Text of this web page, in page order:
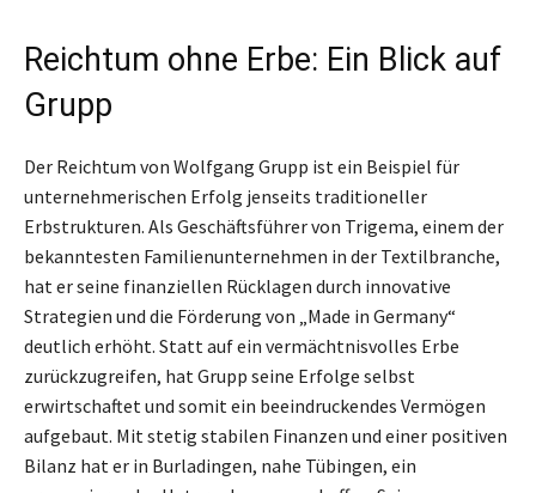
Reichtum ohne Erbe: Ein Blick auf
Grupp
Der Reichtum von Wolfgang Grupp ist ein Beispiel für
unternehmerischen Erfolg jenseits traditioneller
Erbstrukturen. Als Geschäftsführer von Trigema, einem der
bekanntesten Familienunternehmen in der Textilbranche,
hat er seine finanziellen Rücklagen durch innovative
Strategien und die Förderung von „Made in Germany“
deutlich erhöht. Statt auf ein vermächtnisvolles Erbe
zurückzugreifen, hat Grupp seine Erfolge selbst
erwirtschaftet und somit ein beeindruckendes Vermögen
aufgebaut. Mit stetig stabilen Finanzen und einer positiven
Bilanz hat er in Burladingen, nahe Tübingen, ein